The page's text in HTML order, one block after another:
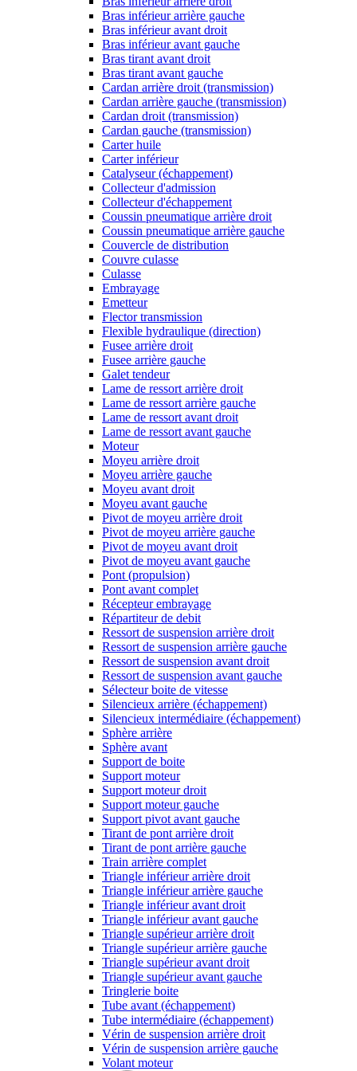
Bras inférieur arrière gauche
Bras inférieur avant droit
Bras inférieur avant gauche
Bras tirant avant droit
Bras tirant avant gauche
Cardan arrière droit (transmission)
Cardan arrière gauche (transmission)
Cardan droit (transmission)
Cardan gauche (transmission)
Carter huile
Carter inférieur
Catalyseur (échappement)
Collecteur d'admission
Collecteur d'échappement
Coussin pneumatique arrière droit
Coussin pneumatique arrière gauche
Couvercle de distribution
Couvre culasse
Culasse
Embrayage
Emetteur
Flector transmission
Flexible hydraulique (direction)
Fusee arrière droit
Fusee arrière gauche
Galet tendeur
Lame de ressort arrière droit
Lame de ressort arrière gauche
Lame de ressort avant droit
Lame de ressort avant gauche
Moteur
Moyeu arrière droit
Moyeu arrière gauche
Moyeu avant droit
Moyeu avant gauche
Pivot de moyeu arrière droit
Pivot de moyeu arrière gauche
Pivot de moyeu avant droit
Pivot de moyeu avant gauche
Pont (propulsion)
Pont avant complet
Récepteur embrayage
Répartiteur de debit
Ressort de suspension arrière droit
Ressort de suspension arrière gauche
Ressort de suspension avant droit
Ressort de suspension avant gauche
Sélecteur boite de vitesse
Silencieux arrière (échappement)
Silencieux intermédiaire (échappement)
Sphère arrière
Sphère avant
Support de boite
Support moteur
Support moteur droit
Support moteur gauche
Support pivot avant gauche
Tirant de pont arrière droit
Tirant de pont arrière gauche
Train arrière complet
Triangle inférieur arrière droit
Triangle inférieur arrière gauche
Triangle inférieur avant droit
Triangle inférieur avant gauche
Triangle supérieur arrière droit
Triangle supérieur arrière gauche
Triangle supérieur avant droit
Triangle supérieur avant gauche
Tringlerie boite
Tube avant (échappement)
Tube intermédiaire (échappement)
Vérin de suspension arrière droit
Vérin de suspension arrière gauche
Volant moteur